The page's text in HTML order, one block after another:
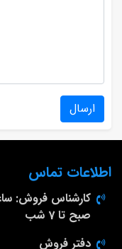
ارسال
اطلاعات تماس
صبح تا 7 شب
دفتر فروش